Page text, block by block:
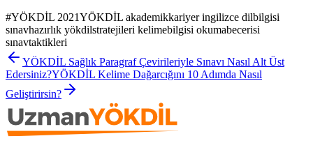
#YÖKDİL 2021YÖKDİL akademikkariyer ingilizce dilbilgisi
sınavhazırlık yökdilstratejileri kelimebilgisi okumabecerisi
sınavtaktikleri
YÖKDİL Sağlık Paragraf Çevirileriyle Sınavı Nasıl Alt Üst
Edersiniz?YÖKDİL Kelime Dağarcığını 10 Adımda Nasıl
Geliştirirsin?